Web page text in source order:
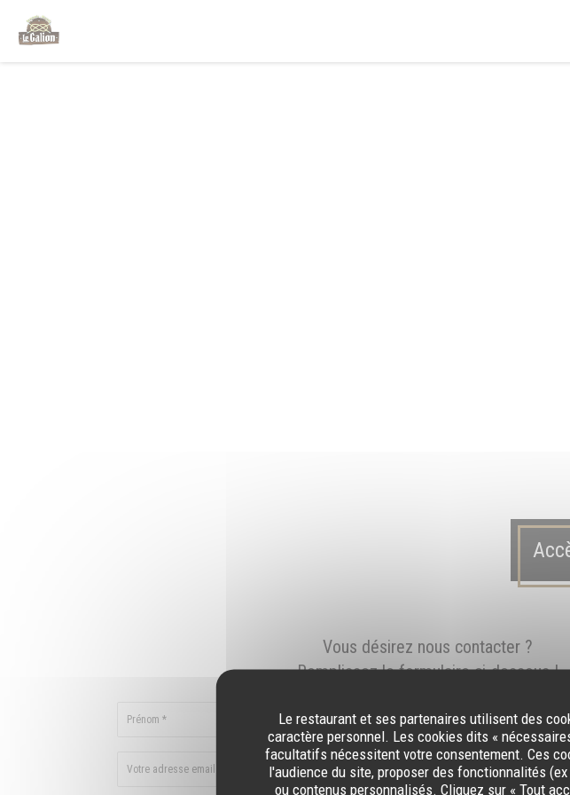
Le restaurant et ses partenaires utilisent des
caractère personnel. Les cookies dits «
facultatifs nécessitent votre consentement. Ces
l'audience du site, proposer des fonctionnalités
ou contenus personnalisés. Cliquez sur « Tout
Vous désirez nous contacter ?
Remplissez le formulaire ci-dessous !